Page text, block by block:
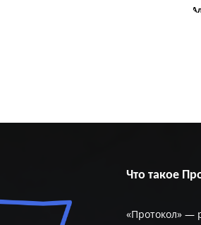
Что такое
«Протокол» —